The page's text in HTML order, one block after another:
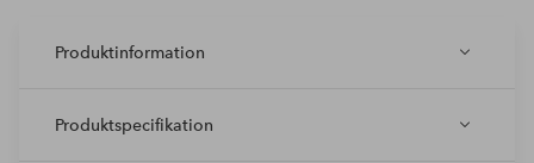
Produktinformation
Produktspecifikation